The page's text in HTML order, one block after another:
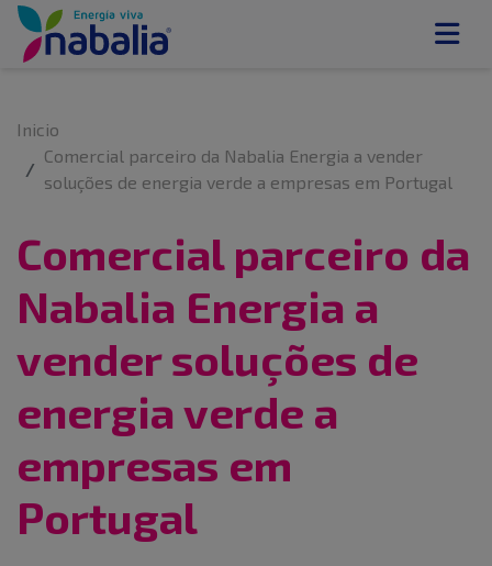
Inicio
Comercial parceiro da Nabalia Energia a vender
soluções de energia verde a empresas em Portugal
Comercial parceiro da
Nabalia Energia a
vender soluções de
energia verde a
empresas em
Portugal